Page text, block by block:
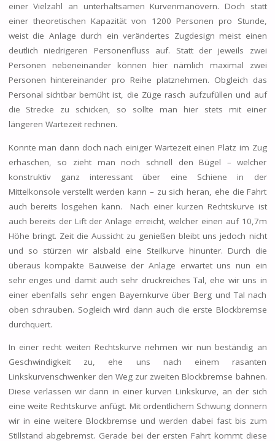
einer Vielzahl an unterhaltsamen Kurvenmanövern. Doch statt
einer theoretischen Kapazität von 1200 Personen pro Stunde,
weist die Anlage durch ein verändertes Zugdesign meist einen
deutlich niedrigeren Personenfluss auf. Statt der jeweils zwei
Personen nebeneinander können hier nämlich maximal zwei
Personen hintereinander pro Reihe platznehmen. Obgleich das
Personal sichtbar bemüht ist, die Züge rasch aufzufüllen und auf
die Strecke zu schicken, so sollte man hier stets mit einer
längeren Wartezeit rechnen.
Konnte man dann doch nach einiger Wartezeit einen Platz im Zug
erhaschen, so zieht man noch schnell den Bügel – welcher
konstruktiv ganz interessant über eine Schiene in der
Mittelkonsole verstellt werden kann – zu sich heran, ehe die Fahrt
auch bereits losgehen kann. Nach einer kurzen Rechtskurve ist
auch bereits der Lift der Anlage erreicht, welcher einen auf 10,7m
Höhe bringt. Zeit die Aussicht zu genießen bleibt uns jedoch nicht
und so stürzen wir alsbald eine Steilkurve hinunter. Durch die
überaus kompakte Bauweise der Anlage erwartet uns nun ein
sehr enges und damit auch sehr druckreiches Tal, ehe wir uns in
einer ebenfalls sehr engen Bayernkurve über Berg und Tal nach
oben schrauben. Sogleich wird dann auch die erste Blockbremse
durchquert.
In einer recht weiten Rechtskurve nehmen wir nun beständig an
Geschwindigkeit zu, ehe uns nach einem rasanten
Linkskurvenschwenker den Weg zur zweiten Blockbremse bahnen.
Diese verlassen wir dann in einer kurven Linkskurve, an der sich
eine weite Rechtskurve anfügt. Mit ordentlichem Schwung donnern
wir in eine weitere Blockbremse und werden dabei fast bis zum
Stillstand abgebremst. Gerade bei der ersten Fahrt kommt diese